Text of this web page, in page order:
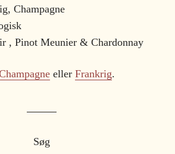
Champagne
, Pinot Meunier & Chardonnay
eller Frankrig.
Søg